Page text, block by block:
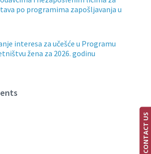
po programima zapošljavanja u
interesa za učešće u Programu
žena za 2026. godinu
CONTACT US